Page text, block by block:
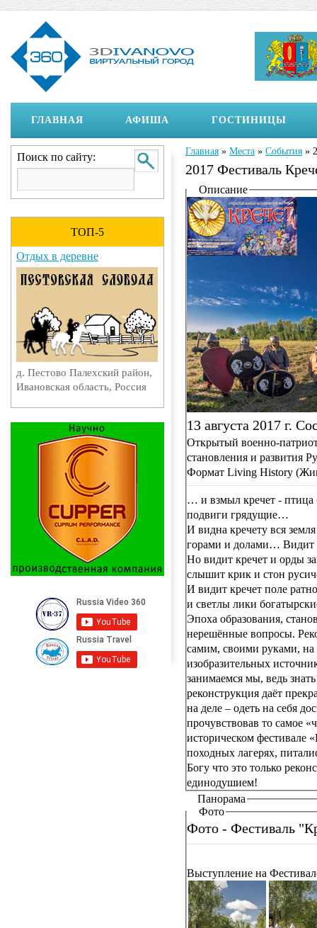
ГЛАВНАЯ АФИША ГОСТИНИЦЫ
Вы здесь
Главная » Места » События »
2017 Фестиваль
Отображение на
Описание
13 августа 2017 г.
Открытый военно-
становления и развития
Формат Living History
… и взмыл кречет - птица
подвиги грядущие…
И видна кречету вся
горами и долами… Видит
Но видит кречет и орды
слышит крик и стон
И видит кречет поле
и светлы лики
Эпоха образования,
нерешённые вопросы.
самим, своими руками, на
изобразительных
занимаемся мы, ведь
реконструкция даёт
на деле – одеть на себя
прочувствовав то самое
историческом фестивале
походных лагерях,
Богу что это только
единодушием!
Панорама
Фото
Фото - Фестиваль
Выступление на
Поиск по сайту:
ТОП-5
Отдых в деревне
д. Пестово Палехский район,
Ивановская область, Россия